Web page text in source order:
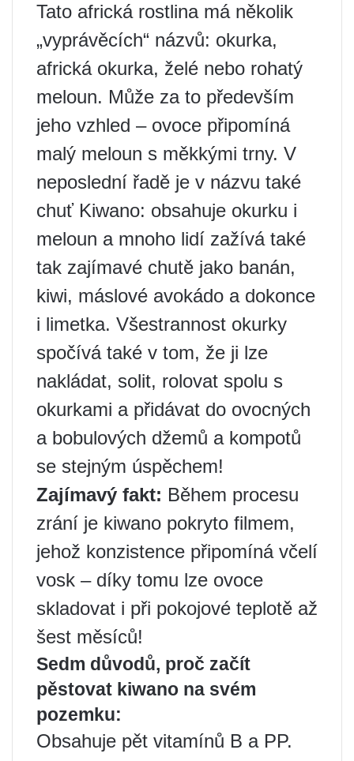
Tato africká rostlina má několik
„vyprávěcích“ názvů: okurka,
africká okurka, želé nebo rohatý
meloun. Může za to především
jeho vzhled – ovoce připomíná
malý meloun s měkkými trny. V
neposlední řadě je v názvu také
chuť Kiwano: obsahuje okurku i
meloun a mnoho lidí zažívá také
tak zajímavé chutě jako banán,
kiwi, máslové avokádo a dokonce
i limetka. Všestrannost okurky
spočívá také v tom, že ji lze
nakládat, solit, rolovat spolu s
okurkami a přidávat do ovocných
a bobulových džemů a kompotů
se stejným úspěchem!
Zajímavý fakt: Během procesu
zrání je kiwano pokryto filmem,
jehož konzistence připomíná včelí
vosk – díky tomu lze ovoce
skladovat i při pokojové teplotě až
šest měsíců!
Sedm důvodů, proč začít
pěstovat kiwano na svém
pozemku:
Obsahuje pět vitamínů B a PP.